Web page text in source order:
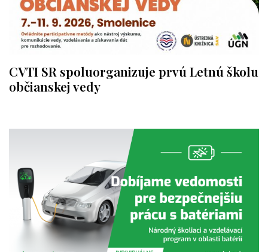
CVTI SR spoluorganizuje prvú Letnú školu
občianskej vedy